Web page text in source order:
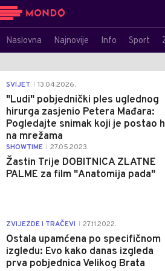
Naslovna Najnovije Info Sport
SVIJET 13.04.2026.
"Ludi" pobjednički ples uglednog
hirurga zasjenio Petera Mađara:
Pogledajte snimak koji je postao
na mrežama
SHOWTIME 27.05.2023.
Žastin Trije DOBITNICA ZLATNE
PALME za film "Anatomija pada"
ZVIJEZDE I TRAČEVI 27.11.2022.
Ostala upamćena po specifičnom
izgledu: Evo kako danas izgleda
prva pobjednica Velikog Brata